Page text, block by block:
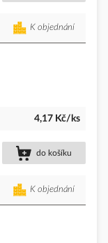
K objednání
4,17 Kč/ks
do košíku
K objednání